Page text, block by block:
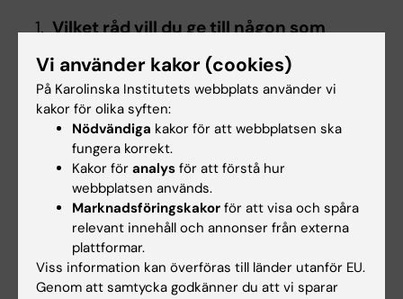
Vilket råd vill du ge till någon som
funderar på att börja BMA-
programmet?
BMA-programmet är en väldigt bred
utbildning som ger många karriär- och
utvecklingsmöjligheter – du har gott om tid
att hitta din väg. Är du intresserad av
människokroppen och analytiskt lagd kommer
utbildningen att passa dig perfekt. Den
innehåller många praktiska moment blandat
med teori, vilket gör dig väl förberedd för
Vi använder kakor (cookies)
På Karolinska Institutets webbplats använder vi
kakor för olika syften:
Nödvändiga kakor för att webbplatsen ska
fungera korrekt.
Kakor för analys för att förstå hur
webbplatsen används.
Marknadsföringskakor för att visa och spåra
relevant innehåll och annonser från externa
plattformar.
Viss information kan överföras till länder utanför EU.
Genom att samtycka godkänner du att vi sparar